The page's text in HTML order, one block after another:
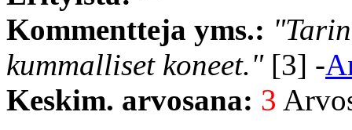
Kommentteja yms.:
kummalliset koneet."[3] -
Keskim. arvosana: 3